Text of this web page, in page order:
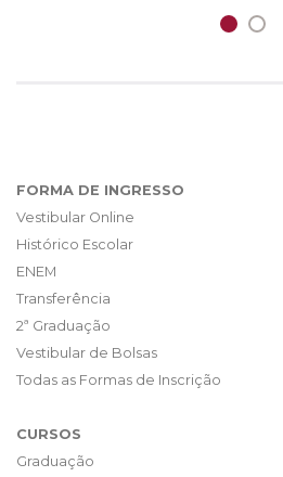
FORMA DE INGRESSO
Vestibular Online
Histórico Escolar
ENEM
Transferência
2ª Graduação
Vestibular de Bolsas
Todas as Formas de Inscrição
CURSOS
Graduação